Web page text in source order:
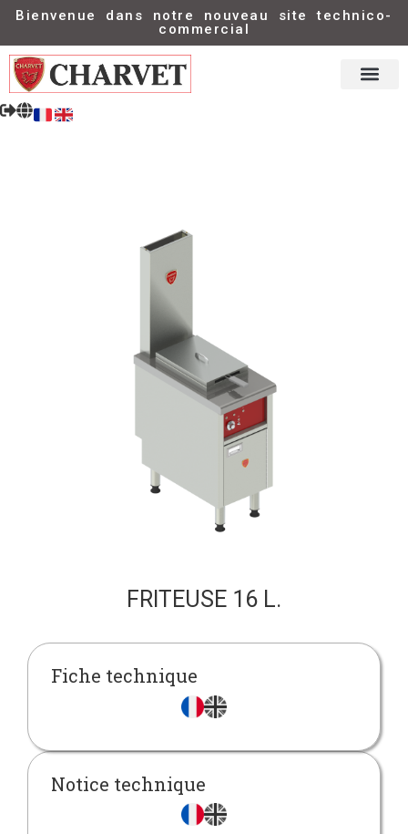
Bienvenue dans notre nouveau site technico-
commercial
FRITEUSE 16 L.
Fiche technique
Notice technique